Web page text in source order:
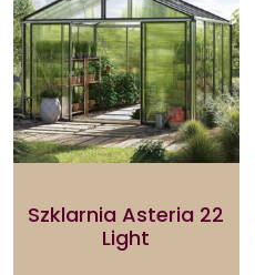
Szklarnia Asteria 22
Light